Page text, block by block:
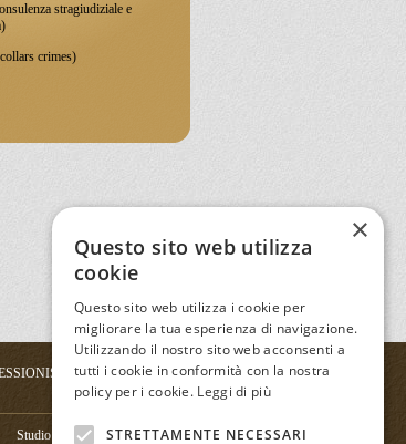
stragiudiziale e
crimes)
SEDI
Studio Legale Cannata & Partners
×
Questo sito web utilizza
cookie
Questo sito web utilizza i cookie per
migliorare la tua esperienza di navigazione.
Utilizzando il nostro sito web acconsenti a
tutti i cookie in conformità con la nostra
policy per i cookie. Leggi di più
STRETTAMENTE NECESSARI